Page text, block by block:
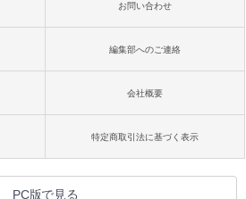
お問い合わせ
編集部へのご連絡
会社概要
特定商取引法に基づく表示
PC版で見る